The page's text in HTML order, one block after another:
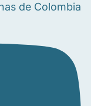
de Colombia